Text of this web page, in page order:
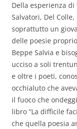
Della esperienza di
Salvatori, Del
soprattutto un
delle poesie proprio
Beppe Salvia e
ucciso a soli
e oltre i poeti,
occhialuto che
il fuoco che
libro “La difficile
che quella poesia